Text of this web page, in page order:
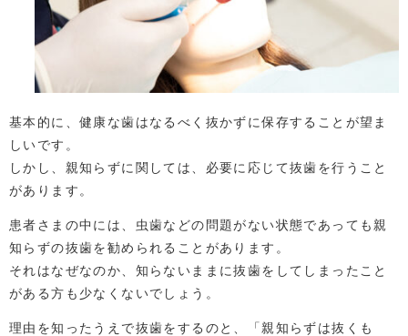
基本的に、健康な歯はなるべく抜かずに保存することが望ま
しいです。
しかし、親知らずに関しては、必要に応じて抜歯を行うこと
があります。
患者さまの中には、虫歯などの問題がない状態であっても親
知らずの抜歯を勧められることがあります。
それはなぜなのか、知らないままに抜歯をしてしまったこと
がある方も少なくないでしょう。
理由を知ったうえで抜歯をするのと、「親知らずは抜くも